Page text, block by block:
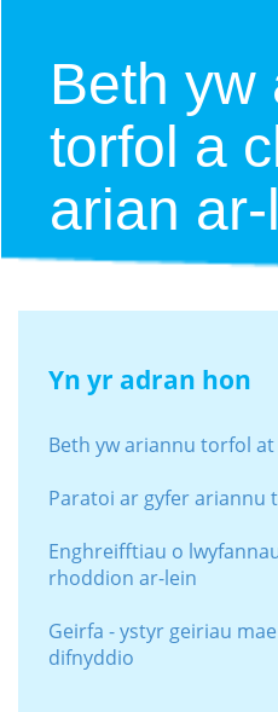
Beth yw
torfol a
arian
Yn yr adran hon
Beth yw ariannu torfol
Paratoi ar gyfer ariannu
Enghreifftiau o
rhoddion ar-lein
Geirfa - ystyr geiriau
difnyddio